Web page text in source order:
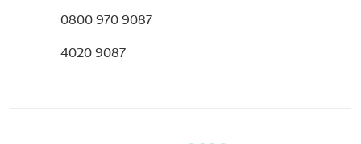
0800 970 9087
4020 9087